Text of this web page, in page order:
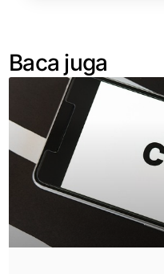
Baca juga